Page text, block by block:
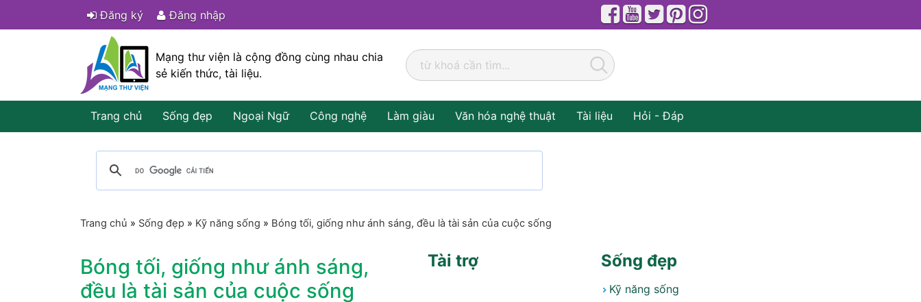
Đăng ký Đăng nhập
Mạng thư viện là cộng đồng cùng nhau chia
sẻ kiến thức, tài liệu.
Trang chủ Sống đẹp Ngoại Ngữ Công nghệ Làm giàu Văn hóa nghệ thuật Tài liệu Hỏi - Đáp
Trang chủ » Sống đẹp » Kỹ năng sống » Bóng tối, giống như ánh sáng, đều là tài sản của cuộc sống
Bóng tối, giống như ánh sáng,
đều là tài sản của cuộc sống
Tài trợ Sống đẹp
Kỹ năng sống